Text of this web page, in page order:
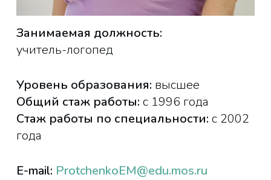
Занимаемая должность:
учитель-логопед
Уровень образования: высшее
Общий стаж работы: с 1996 года
Стаж работы по специальности: с 2002
года
E-mail: ProtchenkoEM@edu.mos.ru